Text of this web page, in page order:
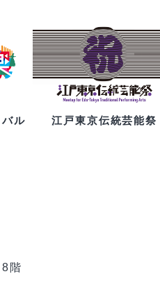
ル 江戸東京伝統芸能祭
階